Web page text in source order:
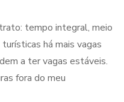
tempo integral, meio
há mais vagas
a ter vagas estáveis.
fora do meu